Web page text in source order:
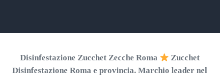
Disinfestazione Zucchet Zecche Roma
Zucchet
Disinfestazione Roma e provincia. Marchio leader nel